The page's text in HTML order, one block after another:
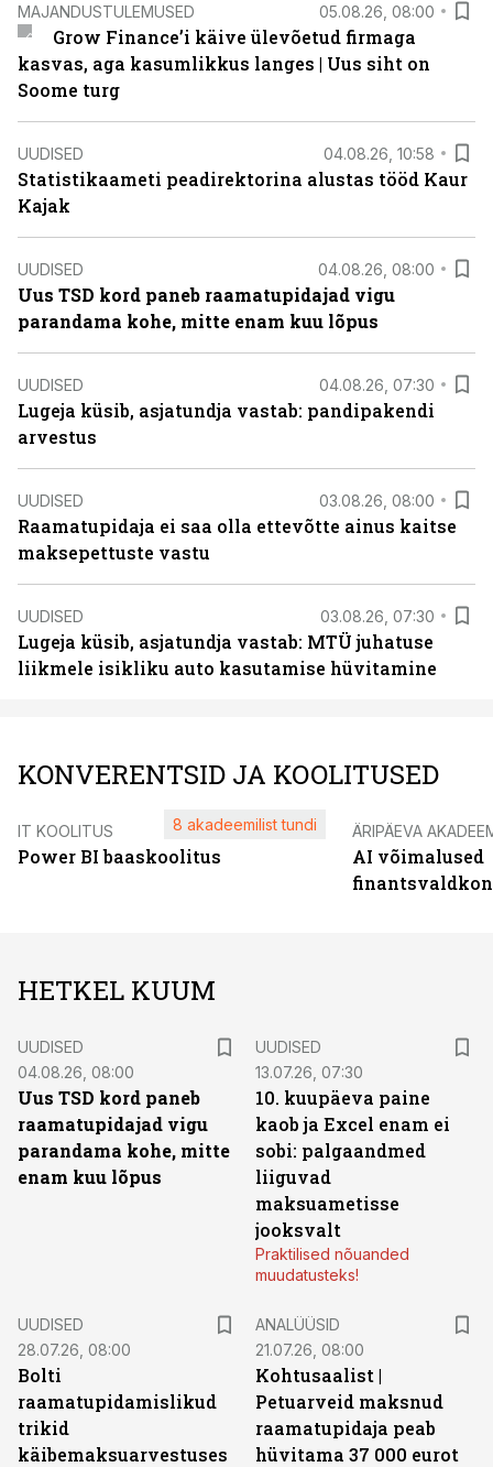
MAJANDUSTULEMUSED 05.08.26, 08:00
Grow Finance’i käive ülevõetud firmaga
kasvas, aga kasumlikkus langes | Uus siht on
Soome turg
UUDISED 04.08.26, 10:58
Statistikaameti peadirektorina alustas tööd Kaur
Kajak
UUDISED 04.08.26, 08:00
Uus TSD kord paneb raamatupidajad vigu
parandama kohe, mitte enam kuu lõpus
UUDISED 04.08.26, 07:30
Lugeja küsib, asjatundja vastab: pandipakendi
arvestus
UUDISED 03.08.26, 08:00
Raamatupidaja ei saa olla ettevõtte ainus kaitse
maksepettuste vastu
UUDISED 03.08.26, 07:30
Lugeja küsib, asjatundja vastab: MTÜ juhatuse
liikmele isikliku auto kasutamise hüvitamine
KONVERENTSID JA KOOLITUSED
IT KOOLITUS
Power BI baaskoolitus
8 akadeemilist tundi ÄRIPÄEVA
AI võimalused
HETKEL KUUM
UUDISED
04.08.26, 08:00
Uus TSD kord paneb
raamatupidajad vigu
parandama kohe, mitte
enam kuu lõpus
UUDISED
13.07.26, 07:30
10. kuupäeva paine
kaob ja Excel enam ei
sobi: palgaandmed
liiguvad
maksuametisse
jooksvalt
Praktilised nõuanded
muudatusteks!
UUDISED
28.07.26, 08:00
Bolti
raamatupidamislikud
trikid
käibemaksuarvestuses
ANALÜÜSID
21.07.26, 08:00
Kohtusaalist |
Petuarveid maksnud
raamatupidaja peab
hüvitama 37 000 eurot